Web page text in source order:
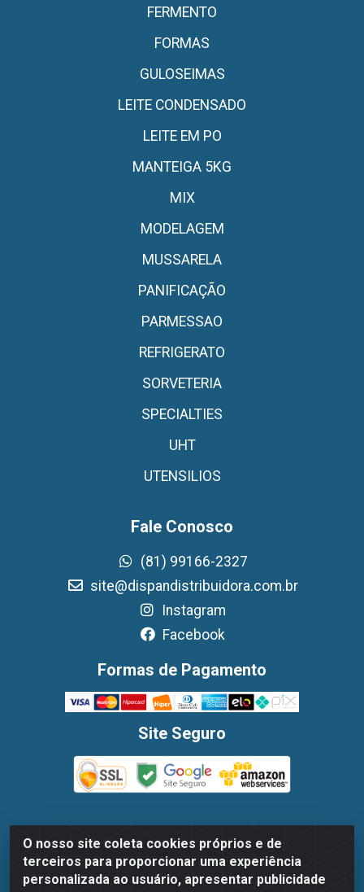
O nosso site coleta cookies próprios e de
terceiros para proporcionar uma experiência
personalizada ao usuário, apresentar publicidade
FERMENTO
FORMAS
GULOSEIMAS
LEITE CONDENSADO
LEITE EM PO
MANTEIGA 5KG
MIX
MODELAGEM
MUSSARELA
PANIFICAÇÃO
PARMESSAO
REFRIGERATO
SORVETERIA
SPECIALTIES
UHT
UTENSILIOS
Fale Conosco
(81) 99166-2327
site@dispandistribuidora.com.br
Instagram
Facebook
Formas de Pagamento
Site Seguro
Dispan Distribuidora de Alimentos LTDA - Avenida
Marechal Mascarenhas De Moraes, 1048- Imbiribeira,
Recife/PE - CEP 51.170-000 - CNPJ 30.779.584/0003-78